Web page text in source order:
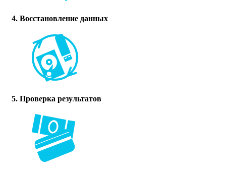
4. Восстановление данных
5. Проверка результатов